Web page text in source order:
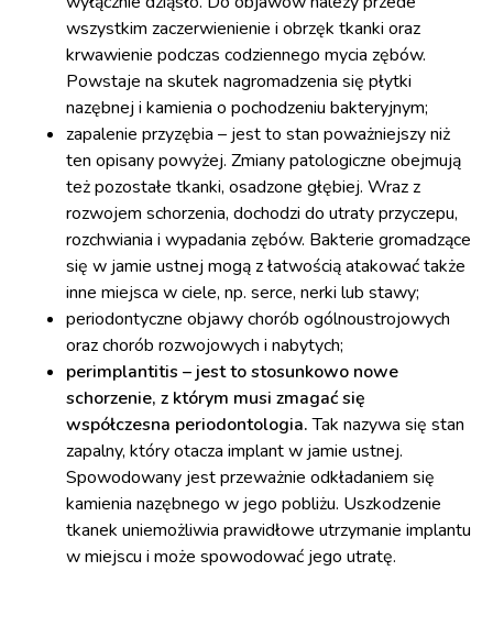
wszystkim zaczerwienienie i obrzęk tkanki oraz
krwawienie podczas codziennego mycia zębów.
Powstaje na skutek nagromadzenia się płytki
nazębnej i kamienia o pochodzeniu bakteryjnym;
zapalenie przyzębia – jest to stan poważniejszy niż
ten opisany powyżej. Zmiany patologiczne obejmują
też pozostałe tkanki, osadzone głębiej. Wraz z
rozwojem schorzenia, dochodzi do utraty przyczepu,
rozchwiania i wypadania zębów. Bakterie gromadzące
się w jamie ustnej mogą z łatwością atakować także
inne miejsca w ciele, np. serce, nerki lub stawy;
periodontyczne objawy chorób ogólnoustrojowych
oraz chorób rozwojowych i nabytych;
perimplantitis – jest to stosunkowo nowe
schorzenie, z którym musi zmagać się
współczesna periodontologia.Tak nazywa się stan
zapalny, który otacza implant w jamie ustnej.
Spowodowany jest przeważnie odkładaniem się
kamienia nazębnego w jego pobliżu. Uszkodzenie
tkanek uniemożliwia prawidłowe utrzymanie implantu
w miejscu i może spowodować jego utratę.